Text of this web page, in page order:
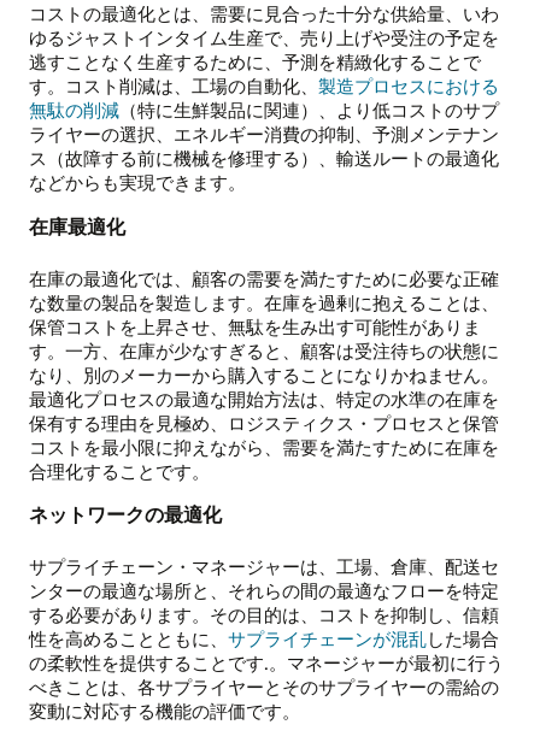
コストの最適化とは、需要に見合った十分な供給量、いわ
ゆるジャストインタイム生産で、売り上げや受注の予定を
逃すことなく生産するために、予測を精緻化することで
す。コスト削減は、工場の自動化、 製造プロセスにおける
無駄の削減 （特に生鮮製品に関連）、より低コストのサプ
ライヤーの選択、エネルギー消費の抑制、予測メンテナン
ス（故障する前に機械を修理する）、輸送ルートの最適化
などからも実現できます。
在庫最適化
在庫の最適化では、顧客の需要を満たすために必要な正確
な数量の製品を製造します。在庫を過剰に抱えることは、
保管コストを上昇させ、無駄を生み出す可能性がありま
す。一方、在庫が少なすぎると、顧客は受注待ちの状態に
なり、別のメーカーから購入することになりかねません。
最適化プロセスの最適な開始方法は、特定の水準の在庫を
保有する理由を見極め、ロジスティクス・プロセスと保管
コストを最小限に抑えながら、需要を満たすために在庫を
合理化することです。
ネットワークの最適化
サプライチェーン・マネージャーは、工場、倉庫、配送セ
ンターの最適な場所と、それらの間の最適なフローを特定
する必要があります。その目的は、コストを抑制し、信頼
性を高めることともに、 サプライチェーンが混乱した場合
の柔軟性を提供することです.。マネージャーが最初に行う
べきことは、各サプライヤーとそのサプライヤーの需給の
変動に対応する機能の評価です。